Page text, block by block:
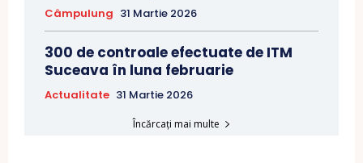
Câmpulung 31 Martie 2026
300 de controale efectuate de ITM
Suceava în luna februarie
Actualitate 31 Martie 2026
Încărcați mai multe